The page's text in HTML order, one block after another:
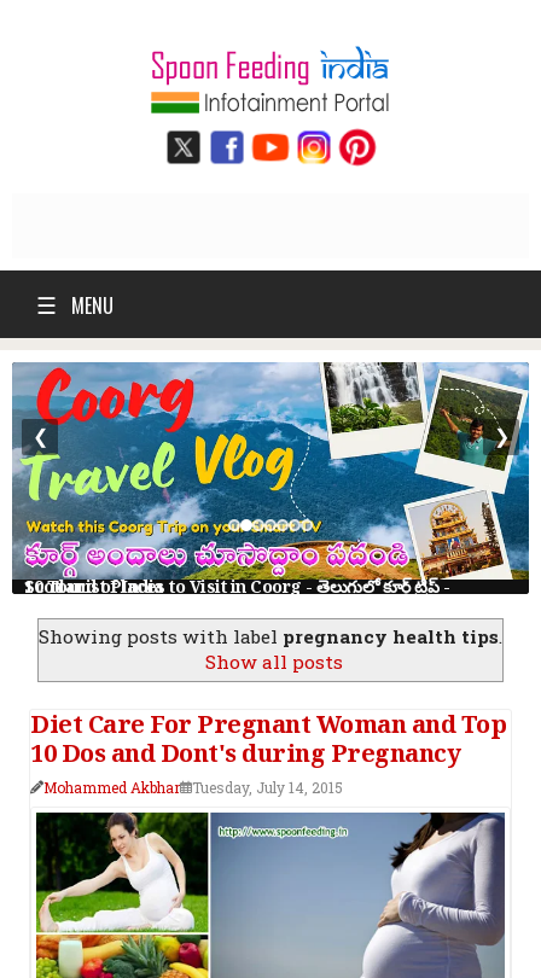
☰ MENU
10 Tourist Places to Visit in Coorg - తెలుగులో కూర్గ్ ట్రిప్ - Scotland of India
❮ ❯
Showing posts with label pregnancy health tips.
Show all posts
Diet Care For Pregnant Woman and Top
10 Dos and Dont's during Pregnancy
Mohammed Akbhar Tuesday, July 14, 2015